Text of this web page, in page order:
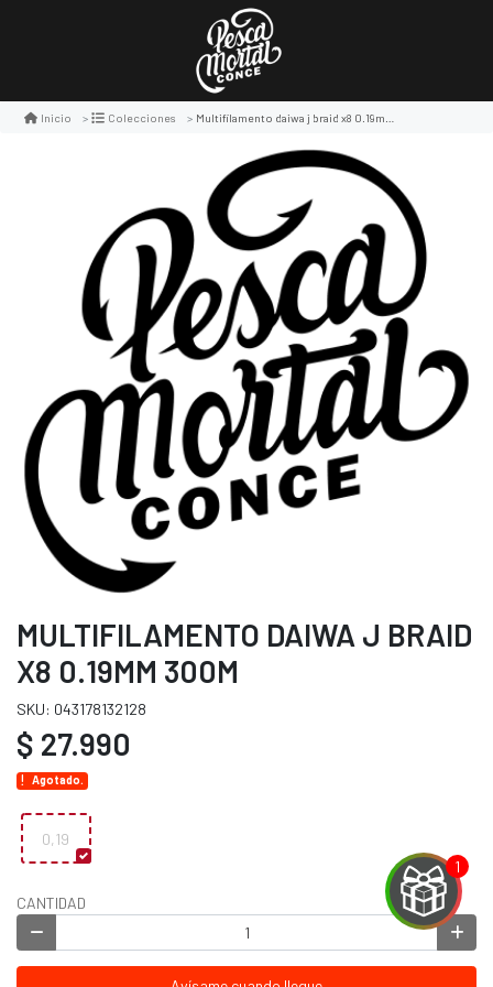
Inicio Colecciones Multifilamento daiwa j braid x8 0.19mm 300m
MULTIFILAMENTO DAIWA J BRAID
X8 0.19MM 300M
SKU: 043178132128
$ 27.990
Agotado.
0,19
CANTIDAD